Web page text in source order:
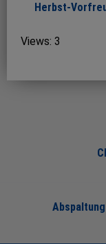
Herbst-
Views: 3